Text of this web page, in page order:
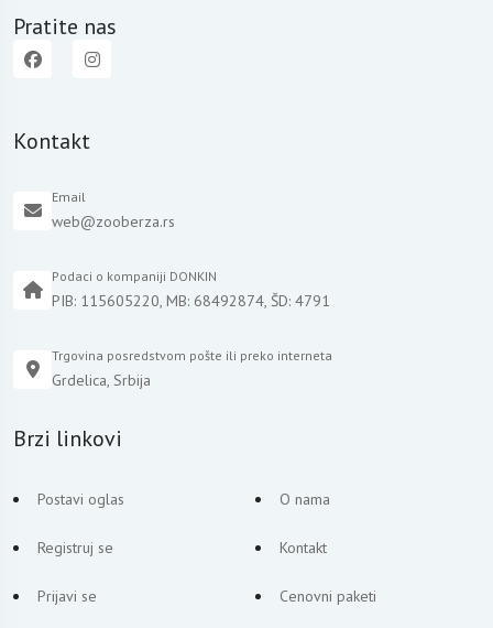
Pratite nas
Kontakt
Email
web@zooberza.rs
Podaci o kompaniji DONKIN
PIB: 115605220, MB: 68492874, ŠD: 4791
Trgovina posredstvom pošte ili preko interneta
Grdelica, Srbija
Brzi linkovi
Postavi oglas
Registruj se
Prijavi se
O nama
Kontakt
Cenovni paketi